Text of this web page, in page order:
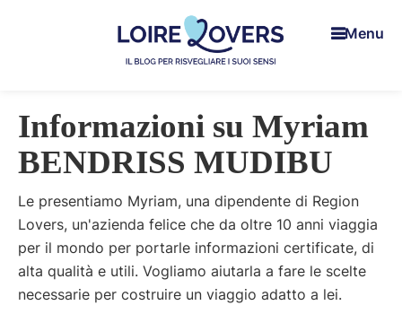
Lovers
risvegliare
i
suoi
nella
Valle
della
Loira
-
Menu
Informazioni su Myriam
BENDRISS MUDIBU
Le presentiamo Myriam, una dipendente di Region
Lovers, un'azienda felice che da oltre 10 anni viaggia
per il mondo per portarle informazioni certificate, di
alta qualità e utili. Vogliamo aiutarla a fare le scelte
necessarie per costruire un viaggio adatto a lei.